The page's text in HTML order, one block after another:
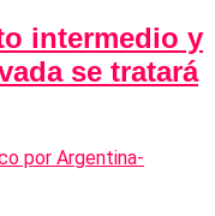
intermedio y
se tratará